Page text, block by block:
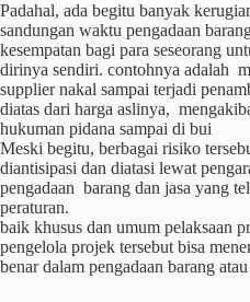
Padahal, ada begitu banyak
sandungan waktu pengadaan
kesempatan bagi para seseorang
dirinya sendiri. contohnya adalah
supplier nakal sampai terjadi
diatas dari harga aslinya,
hukuman pidana sampai di bui
Meski begitu, berbagai risiko
diantisipasi dan diatasi lewat
pengadaan barang dan jasa yang
peraturan.
baik khusus dan umum pelaksaan
pengelola projek tersebut bisa
benar dalam pengadaan barang atau